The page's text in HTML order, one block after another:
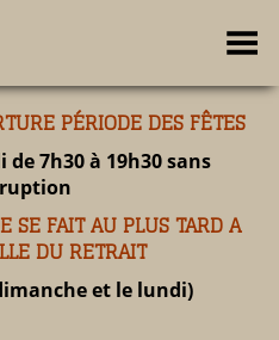
Toggle Menu
PÉRIODE DES FÊTES
7h30 à 19h30 sans
SE FAIT AU PLUS TARD A
DU RETRAIT
et le lundi)